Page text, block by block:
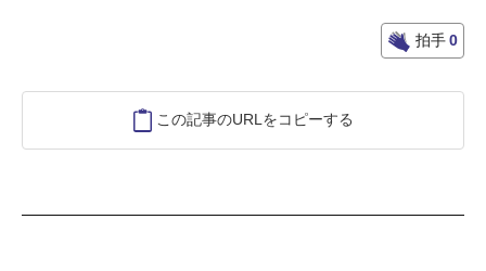
拍手0
この記事のURLをコピーする